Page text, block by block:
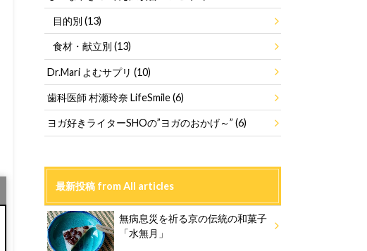
目的別 (13)
食材・献立別 (13)
Dr.Mari よむサプリ(10)
歯科医師 村瀬玲奈 LifeSmile(6)
ヨガ好きライターSHOの”ヨガのおかげ～”(6)
最新投稿 from All articles
無病息災を祈る京の伝統の和菓子
「水無月」